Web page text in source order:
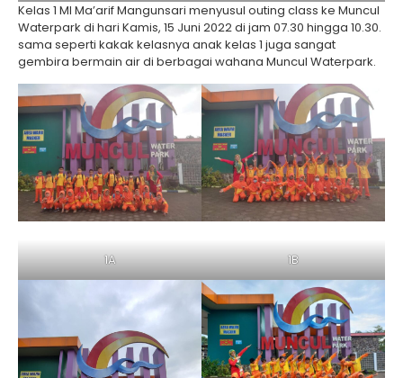
Kelas 1 MI Ma’arif Mangunsari menyusul outing class ke Muncul
Waterpark di hari Kamis, 15 Juni 2022 di jam 07.30 hingga 10.30.
sama seperti kakak kelasnya anak kelas 1 juga sangat
gembira bermain air di berbagai wahana Muncul Waterpark.
1A 1B